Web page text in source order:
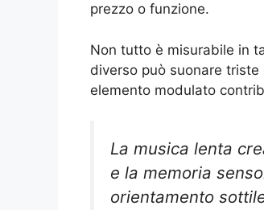
prezzo o funzione.
Non tutto è misurabile in
diverso può suonare
elemento modulato
La musica lenta
e la memoria
orientamento